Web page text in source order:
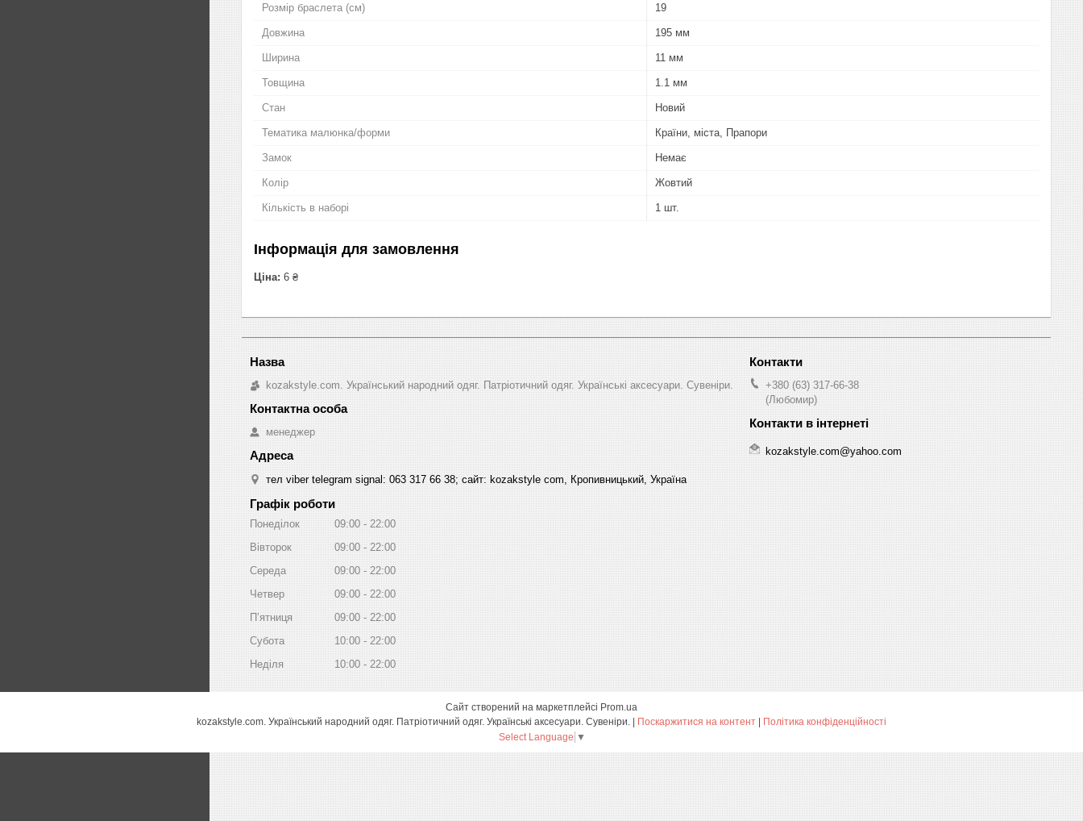
Розмір браслета (см) 19
Довжина 195 мм
Ширина 11 мм
Товщина 1.1 мм
Стан Новий
Тематика малюнка/форми Країни, міста, Прапори
Замок Немає
Колір Жовтий
Кількість в наборі 1 шт.
Інформація для замовлення
Ціна: 6 ₴
kozakstyle.com. Український народний одяг. Патріотичний одяг. Українські аксесуари. Сувеніри.
менеджер
тел viber telegram signal: 063 317 66 38; сайт: kozakstyle com, Кропивницький, Україна
+380 (63) 317-66-38
(Любомир)
kozakstyle.com@yahoo.com
Графік роботи
Понеділок 09:00
22:00
Вівторок
09:00
22:00
Середа
09:00
22:00
Четвер
09:00
22:00
Пʼятниця
09:00
22:00
Субота
10:00
22:00
Неділя
10:00 22:00
Сайт створений на маркетплейсі Prom.ua
Поскаржитися на контент
Політика конфіденційності
Select Language ▼